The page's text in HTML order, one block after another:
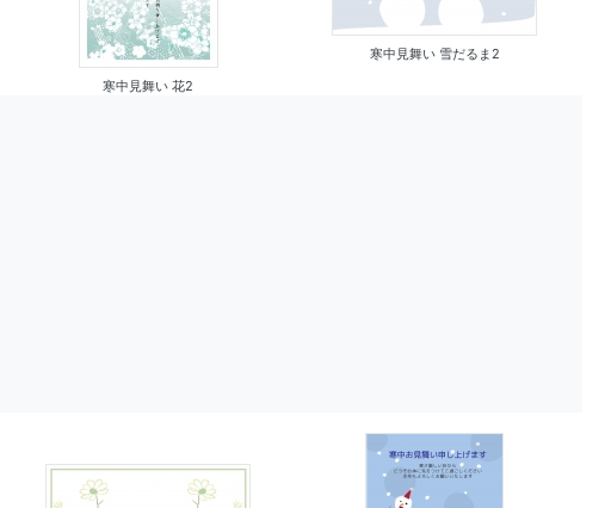
寒中見舞い 花2
寒中見舞い 雪だるま2